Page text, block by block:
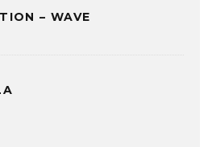
– WAVE